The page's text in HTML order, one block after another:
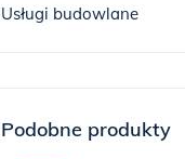
Usługi budowlane
Podobne produkty